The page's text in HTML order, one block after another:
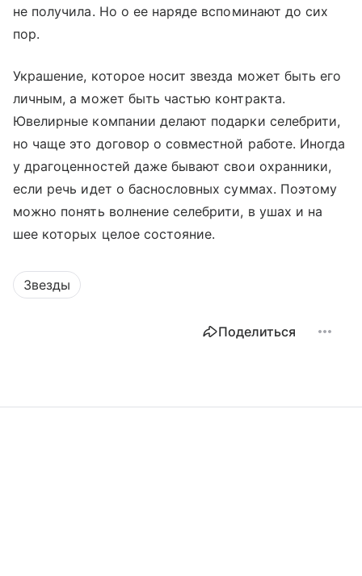
не получила. Но о ее наряде вспоминают до сих
пор.
Украшение, которое носит звезда может быть его
личным, а может быть частью контракта.
Ювелирные компании делают подарки селебрити,
но чаще это договор о совместной работе. Иногда
у драгоценностей даже бывают свои охранники,
если речь идет о баснословных суммах. Поэтому
можно понять волнение селебрити, в ушах и на
шее которых целое состояние.
Звезды
Поделиться